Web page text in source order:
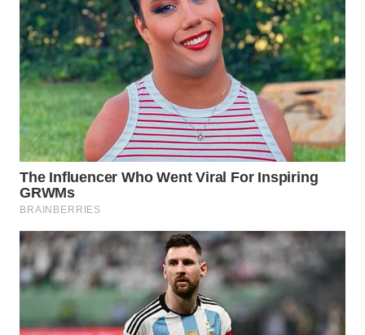
TAPANULI
TENGAH
WN DELI
SERDANG
WN
TEBING
TINGGI
WN
WN
KARAWANG
WN